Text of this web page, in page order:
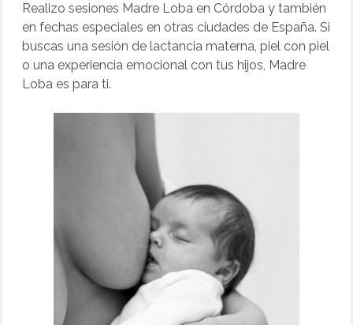
Realizo sesiones Madre Loba en Córdoba y también
en fechas especiales en otras ciudades de España. Si
buscas una sesión de lactancia materna, piel con piel
o una experiencia emocional con tus hijos, Madre
Loba es para ti.